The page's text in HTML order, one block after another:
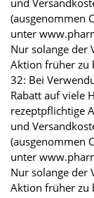
und
(ausgenommen
unter
Nur solange der
Aktion früher zu
32: Bei
Rabatt auf viele
rezeptpflichtige
und
(ausgenommen
unter
Nur solange der
Aktion früher zu